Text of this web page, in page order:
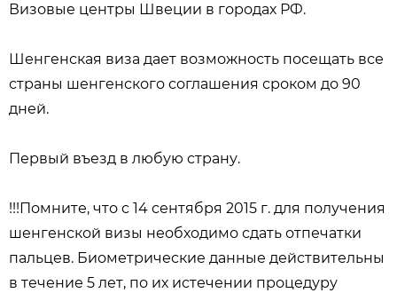
Визовые центры Швеции в городах РФ.
Шенгенская виза дает возможность посещать все
страны шенгенского соглашения сроком до 90
дней.
Первый въезд в любую страну.
!!!Помните, что с 14 сентября 2015 г. для получения
шенгенской визы необходимо сдать отпечатки
пальцев. Биометрические данные действительны
в течение 5 лет, по их истечении процедуру